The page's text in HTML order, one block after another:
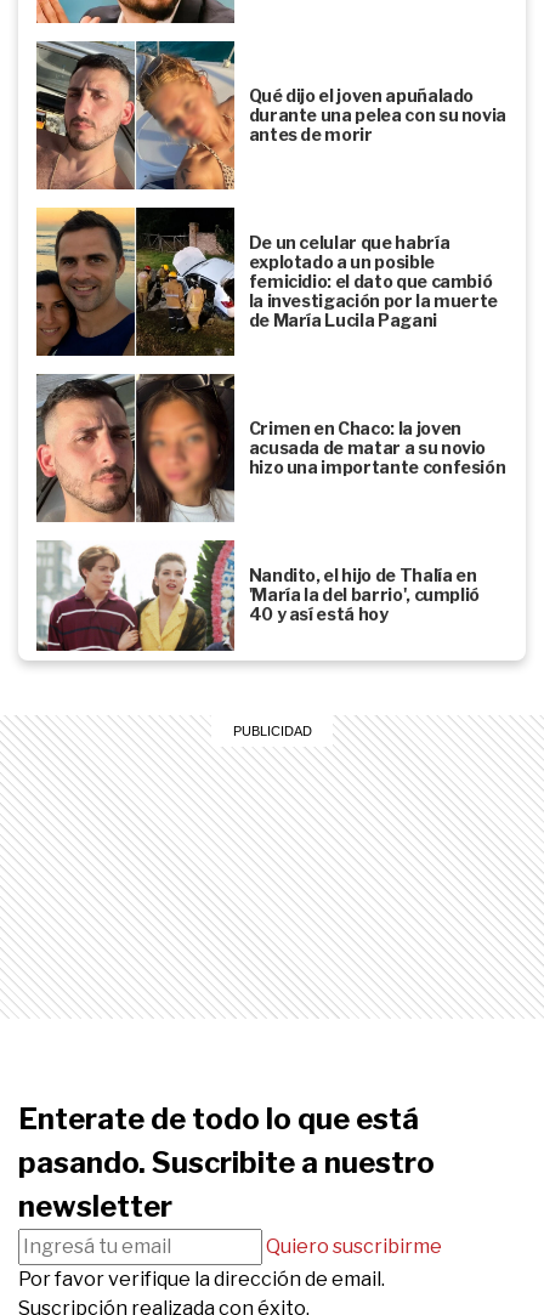
Qué dijo el joven apuñalado
durante una pelea con su novia
antes de morir
De un celular que habría
explotado a un posible
femicidio: el dato que cambió
la investigación por la muerte
de María Lucila Pagani
Crimen en Chaco: la joven
acusada de matar a su novio
hizo una importante confesión
Nandito, el hijo de Thalía en
'María la del barrio', cumplió
40 y así está hoy
Enterate de todo lo que está
pasando. Suscribite a nuestro
newsletter
Quiero suscribirme
Por favor verifique la dirección de email.
Suscripción realizada con éxito.